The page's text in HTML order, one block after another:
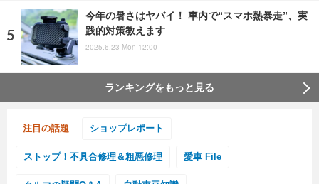
今年の暑さはヤバイ！ 車内で“スマホ熱暴走”、実
践的対策教えます
2025.6.23 Mon 12:00
ランキングをもっと見る
注目の話題 ショップレポート
ストップ！不具合修理＆粗悪修理 愛車 File